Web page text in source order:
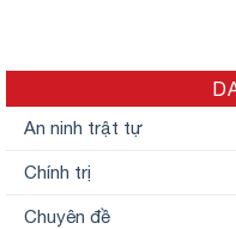
An ninh trật tự
Chính trị
Chuyên đề